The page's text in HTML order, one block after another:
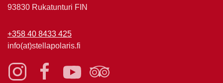
93830 Rukatunturi FIN
+358 40 8433 425
info(at)stellapolaris.fi